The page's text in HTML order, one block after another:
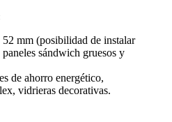
52 mm (posibilidad de instalar
sándwich gruesos y
de ahorro energético,
vidrieras decorativas.